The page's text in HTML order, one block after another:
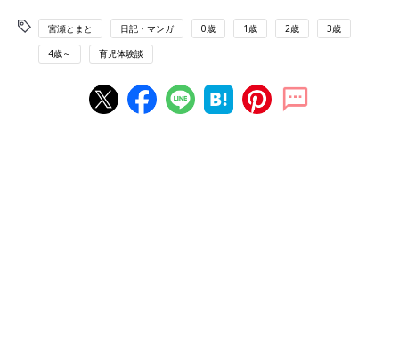
宮瀬とまと 日記・マンガ 0歳 1歳 2歳 3歳
4歳～ 育児体験談